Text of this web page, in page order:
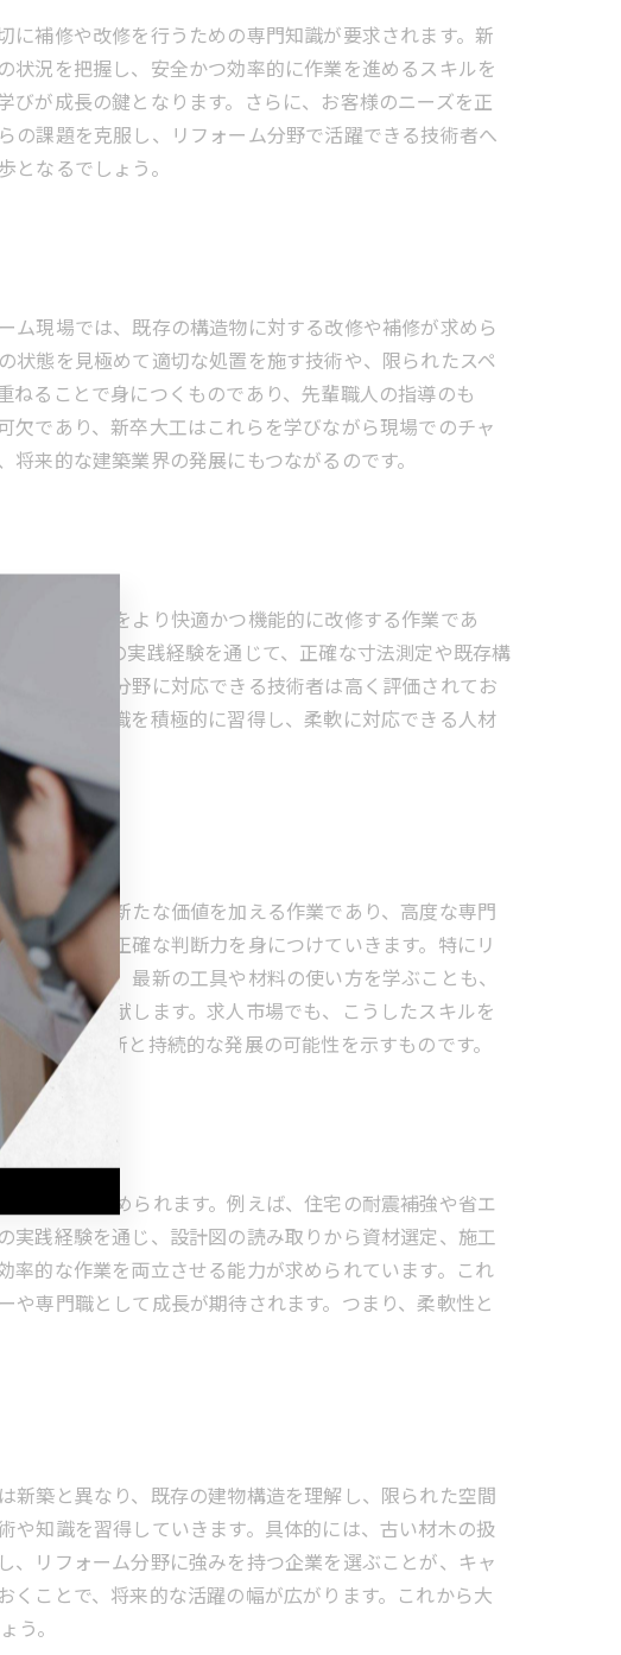
補修や改修を行うための専門知識が要求されます。新
況を把握し、安全かつ効率的に作業を進めるスキルを
が成長の鍵となります。さらに、お客様のニーズを正
の課題を克服し、リフォーム分野で活躍できる技術者へ
なるでしょう。
現場では、既存の構造物に対する改修や補修が求めら
態を見極めて適切な処置を施す技術や、限られたスペ
ることで身につくものであり、先輩職人の指導のも
であり、新卒大工はこれらを学びながら現場でのチャ
来的な建築業界の発展にもつながるのです。
既存の建物をより快適かつ機能的に改修する作業であ
。現場での実践経験を通じて、正確な寸法測定や既存構
リフォーム分野に対応できる技術者は高く評価されてお
て新しい知識を積極的に習得し、柔軟に対応できる人材
の建物に新たな価値を加える作業であり、高度な専門
に応じた正確な判断力を身につけていきます。特にリ
せません。最新の工具や材料の使い方を学ぶことも、
進行に貢献します。求人市場でも、こうしたスキルを
の技術革新と持続的な発展の可能性を示すものです。
対応力が求められます。例えば、住宅の耐震補強や省エ
実践経験を通じ、設計図の読み取りから資材選定、施工
的な作業を両立させる能力が求められています。これ
専門職として成長が期待されます。つまり、柔軟性と
築と異なり、既存の建物構造を理解し、限られた空間
知識を習得していきます。具体的には、古い材木の扱
リフォーム分野に強みを持つ企業を選ぶことが、キャ
ことで、将来的な活躍の幅が広がります。これから大
う。